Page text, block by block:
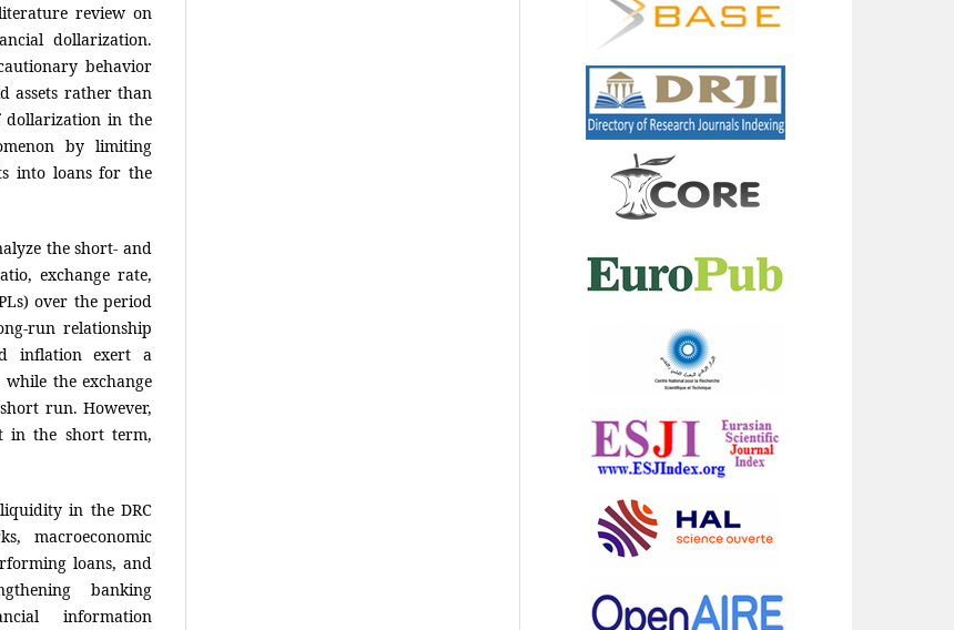
review on
dollarization.
behavior
assets rather than
dollarization in the
by limiting
into loans for the
the short- and
exchange rate,
over the period
run relationship
inflation exert a
the exchange
run. However,
in the short term,
in the DRC
macroeconomic
loans, and
banking
information